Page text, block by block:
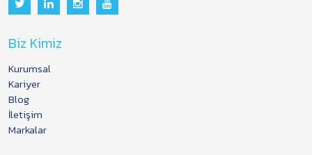
Biz Kimiz
Kurumsal
Kariyer
Blog
İletişim
Markalar